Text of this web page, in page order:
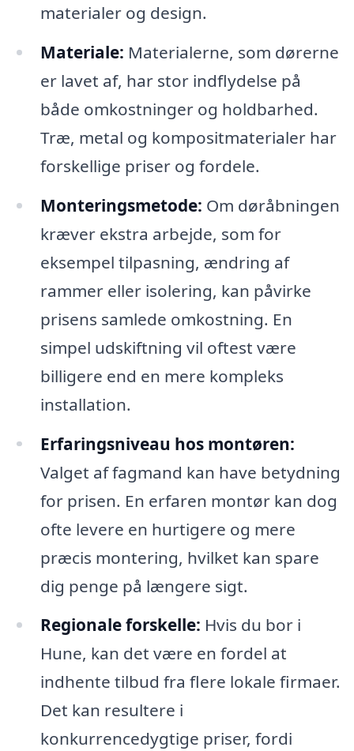
materialer og design.
Materiale: Materialerne, som dørerne
er lavet af, har stor indflydelse på
både omkostninger og holdbarhed.
Træ, metal og kompositmaterialer har
forskellige priser og fordele.
Monteringsmetode: Om døråbningen
kræver ekstra arbejde, som for
eksempel tilpasning, ændring af
rammer eller isolering, kan påvirke
prisens samlede omkostning. En
simpel udskiftning vil oftest være
billigere end en mere kompleks
installation.
Erfaringsniveau hos montøren:
Valget af fagmand kan have betydning
for prisen. En erfaren montør kan dog
ofte levere en hurtigere og mere
præcis montering, hvilket kan spare
dig penge på længere sigt.
Regionale forskelle: Hvis du bor i
Hune, kan det være en fordel at
indhente tilbud fra flere lokale firmaer.
Det kan resultere i
konkurrencedygtige priser, fordi